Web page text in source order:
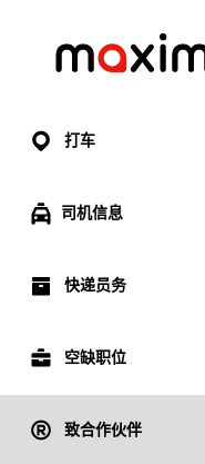
打车
司机信息
快递员务
空缺职位
致合作伙伴